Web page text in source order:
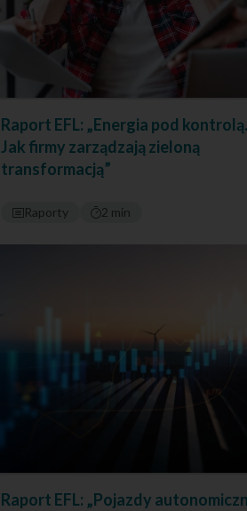
Raport EFL: „Energia pod kontrolą.
Jak firmy zarządzają zieloną
transformacją”
Raporty 2 min
Raport EFL: „Pojazdy